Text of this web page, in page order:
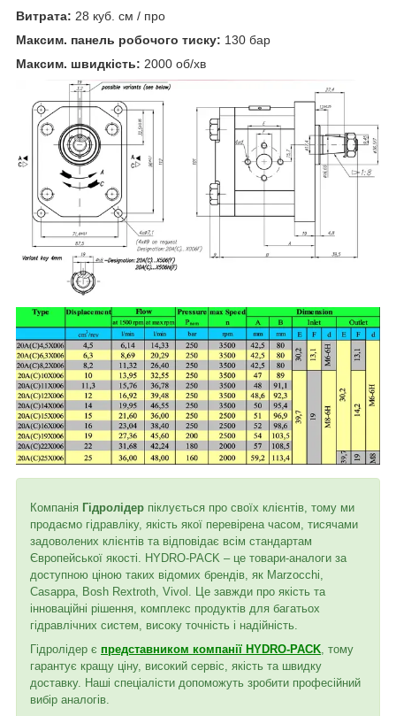
Витрата: 28 куб. см / про
Максим. панель робочого тиску: 130 бар
Максим. швидкість: 2000 об/хв
Компанія Гідролідер піклується про своїх клієнтів, тому ми
продаємо гідравліку, якість якої перевірена часом, тисячами
задоволених клієнтів та відповідає всім стандартам
Європейської якості. HYDRO-PACK – це товари-аналоги за
доступною ціною таких відомих брендів, як Marzocchi,
Casappa, Bosh Rextroth, Vivol. Це завжди про якість та
інноваційні рішення, комплекс продуктів для багатьох
гідравлічних систем, високу точність і надійність.
Гідролідер є представником компанії HYDRO-PACK, тому
гарантує кращу ціну, високий сервіс, якість та швидку
доставку. Наші спеціалісти допоможуть зробити професійний
вибір аналогів.